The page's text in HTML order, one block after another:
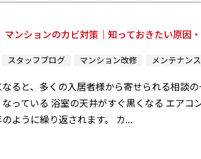
マンションのカビ対策｜知っておきたい原因
スタッフブログ マンション改修 メンテナンス
ると、多くの入居者様から寄せられる相談
っている 浴室の天井がすぐ黒くなる エア
ように繰り返されます。 カ...